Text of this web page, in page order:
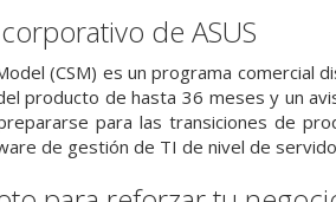
de ASUS
(CSM) es un programa
producto de hasta 36 meses y un
para las transiciones de
de gestión de TI de nivel de